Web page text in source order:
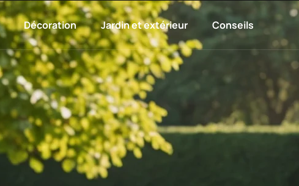
Décoration Jardin et extérieur Conseils